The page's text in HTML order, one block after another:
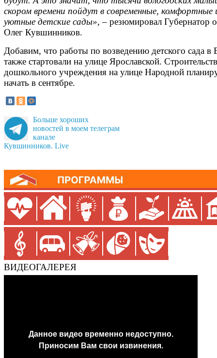
скором времени пойдут в современные, комфортные
уютные детские сады»,– резюмировал Губернатор
Олег Кувшинников.
Добавим, что работы по возведению детского сада в
также стартовали на улице Ярославской.
дошкольного учреждения на улице Народной
начать в сентябре.
Больше хороших
новостей в моем телеграм
канале
Кувшинников. Live
ВИДЕОГАЛЕРЕЯ